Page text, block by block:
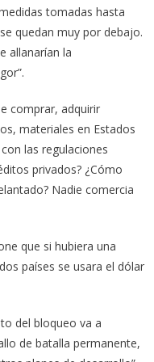
tomadas hasta
quedan muy por debajo.
allanarían la
comprar, adquirir
materiales en Estados
las regulaciones
privados? ¿Cómo
Nadie comercia
que si hubiera una
países se usara el dólar
del bloqueo va a
de batalla permanente,